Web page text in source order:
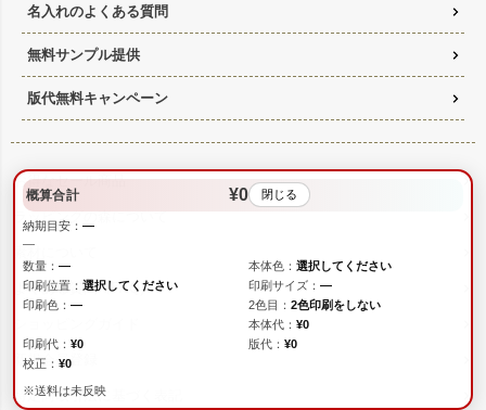
概算合計 ¥0 閉じる
納期目安： —
—
数量： — 本体色： 選択してください
印刷位置： 選択してください 印刷サイズ： —
印刷色： — 2色目： 2色印刷をしない
本体代： ¥0
印刷代： ¥0 版代： ¥0
校正： ¥0
※送料は未反映
名入れのよくある質問
無料サンプル提供
版代無料キャンペーン
お得なセール商品
ラッピングの森について
よくある質問（FAQ)
新規会員登録
特定商取引法に基づく表記